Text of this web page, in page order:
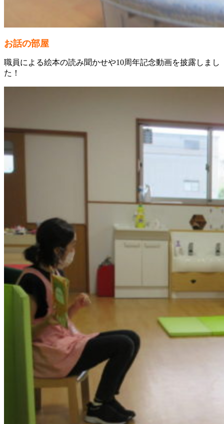
お話の部屋
職員による絵本の読み聞かせや10周年記念動画を披露しまし
た！